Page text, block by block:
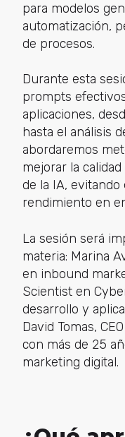
para modelos
automatización,
de procesos.
Durante esta
prompts
aplicaciones,
hasta el análisis
abordaremos
mejorar la
de la IA,
rendimiento en
La sesión será
materia: Marina
en inbound
Scientist en
desarrollo y
David Tomas,
con más de 25
marketing digital.